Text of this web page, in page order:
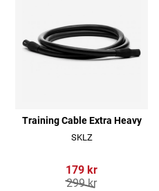
Training Cable Extra Heavy
SKLZ
179 kr
299 kr